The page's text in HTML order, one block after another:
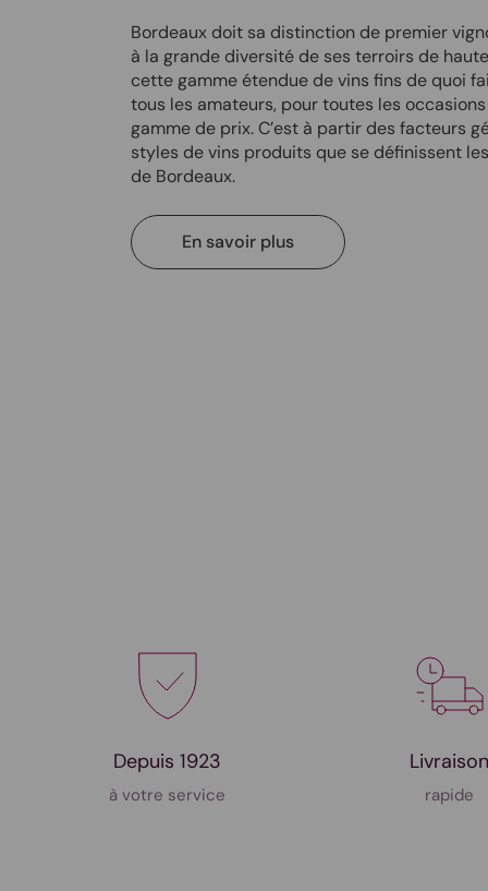
Bordeaux doit sa distinction de premier
à la grande diversité de ses terroirs de
cette gamme étendue de vins fins de quoi
tous les amateurs, pour toutes les
gamme de prix. C’est à partir des facteurs
styles de vins produits que se définissent
de Bordeaux.
En savoir plus
Depuis 1923
à votre service rapide